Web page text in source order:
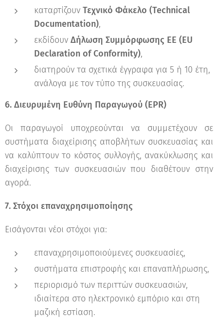
καταρτίζουν Τεχνικό Φάκελο (Technical
Documentation),
εκδίδουν Δήλωση Συμμόρφωσης ΕΕ (EU
Declaration of Conformity),
διατηρούν τα σχετικά έγγραφα για 5 ή 10 έτη,
ανάλογα με τον τύπο της συσκευασίας.
6. Διευρυμένη Ευθύνη Παραγωγού (EPR)
Οι παραγωγοί υποχρεούνται να συμμετέχουν σε
συστήματα διαχείρισης αποβλήτων συσκευασίας και
να καλύπτουν το κόστος συλλογής, ανακύκλωσης και
διαχείρισης των συσκευασιών που διαθέτουν στην
αγορά.
7. Στόχοι επαναχρησιμοποίησης
Εισάγονται νέοι στόχοι για:
επαναχρησιμοποιούμενες συσκευασίες,
συστήματα επιστροφής και επαναπλήρωσης,
περιορισμό των περιττών συσκευασιών,
ιδιαίτερα στο ηλεκτρονικό εμπόριο και στη
μαζική εστίαση.